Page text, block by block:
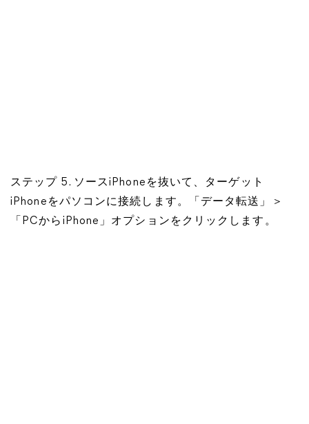
ステップ 5. ソースiPhoneを抜いて、ターゲット
iPhoneをパソコンに接続します。「データ転送」＞
「PCからiPhone」オプションをクリックします。